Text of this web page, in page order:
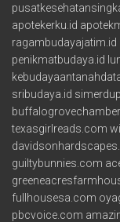
apotekerku.id
ragambudayajatim.id
penikmatbudaya.id
sribudaya.id
texasgirlreads.com
guiltybunnies.com
fullhousesa.com
pbcvoice.com